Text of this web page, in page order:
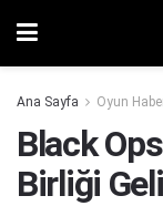
Ana Sayfa Oyun
Black
Birliği